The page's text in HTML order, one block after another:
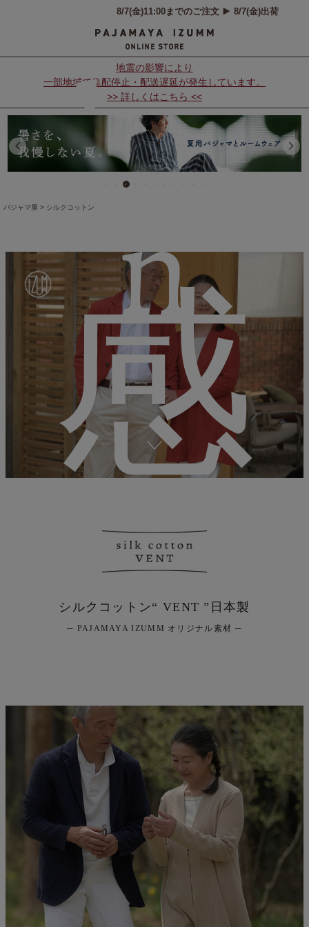
地震の影響により
一部地域で集配停止・配送遅延が発生しています。
>> 詳しくはこちら <<
パジャマ屋 シルクコットン
感
謝
と
dow
n
シルクコットン“ VENT ” 日本製
─ PAJAMAYA IZUMM オリジナル素材 ─